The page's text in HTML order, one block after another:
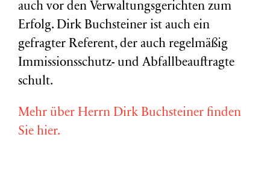
auch vor den Verwaltungsgerichten zum
Erfolg. Dirk Buchsteiner ist auch ein
gefragter Referent, der auch regelmäßig
Immissionsschutz- und Abfallbeauftragte
schult.
Mehr über Herrn Dirk Buchsteiner finden
Sie hier.